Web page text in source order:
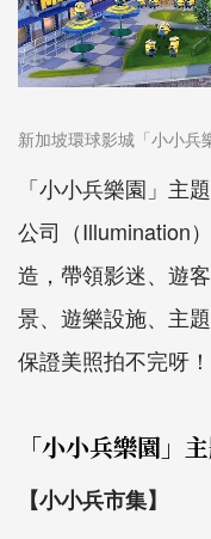
新加坡環球影城「小小兵
「小小兵樂園」主
公司（Illumination
造，帶領影迷、遊
景、遊樂設施、主
保證美照拍不完呀！
「小小兵樂園」
【小小兵市集】